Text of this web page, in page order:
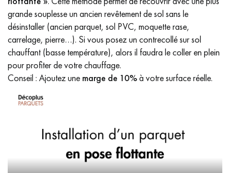
grande souplesse un ancien revêtement de sol sans le
désinstaller (ancien parquet, sol PVC, moquette rase,
carrelage, pierre…). Si vous posez un contrecollé sur sol
chauffant (basse température), alors il faudra le coller en plein
pour profiter de votre chauffage.
Conseil : Ajoutez une marge de 10%à votre surface réelle.